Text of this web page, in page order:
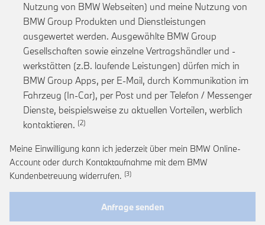
Nutzung von BMW Webseiten) und meine Nutzung von
BMW Group Produkten und Dienstleistungen
ausgewertet werden. Ausgewählte BMW Group
Gesellschaften sowie einzelne Vertragshändler und -
werkstätten (z.B. laufende Leistungen) dürfen mich in
BMW Group Apps, per E-Mail, durch Kommunikation im
Fahrzeug (In-Car), per Post und per Telefon / Messenger
Dienste, beispielsweise zu aktuellen Vorteilen, werblich
kontaktieren. Link zur Fußnote: Einwilligung zur
Meine Einwilligung kann ich jederzeit über mein BMW Online-
Account oder durch Kontaktaufnahme mit dem BMW
Kundenbetreuung widerrufen. Link zur Fußnote: Widerruf der
Anfrage senden